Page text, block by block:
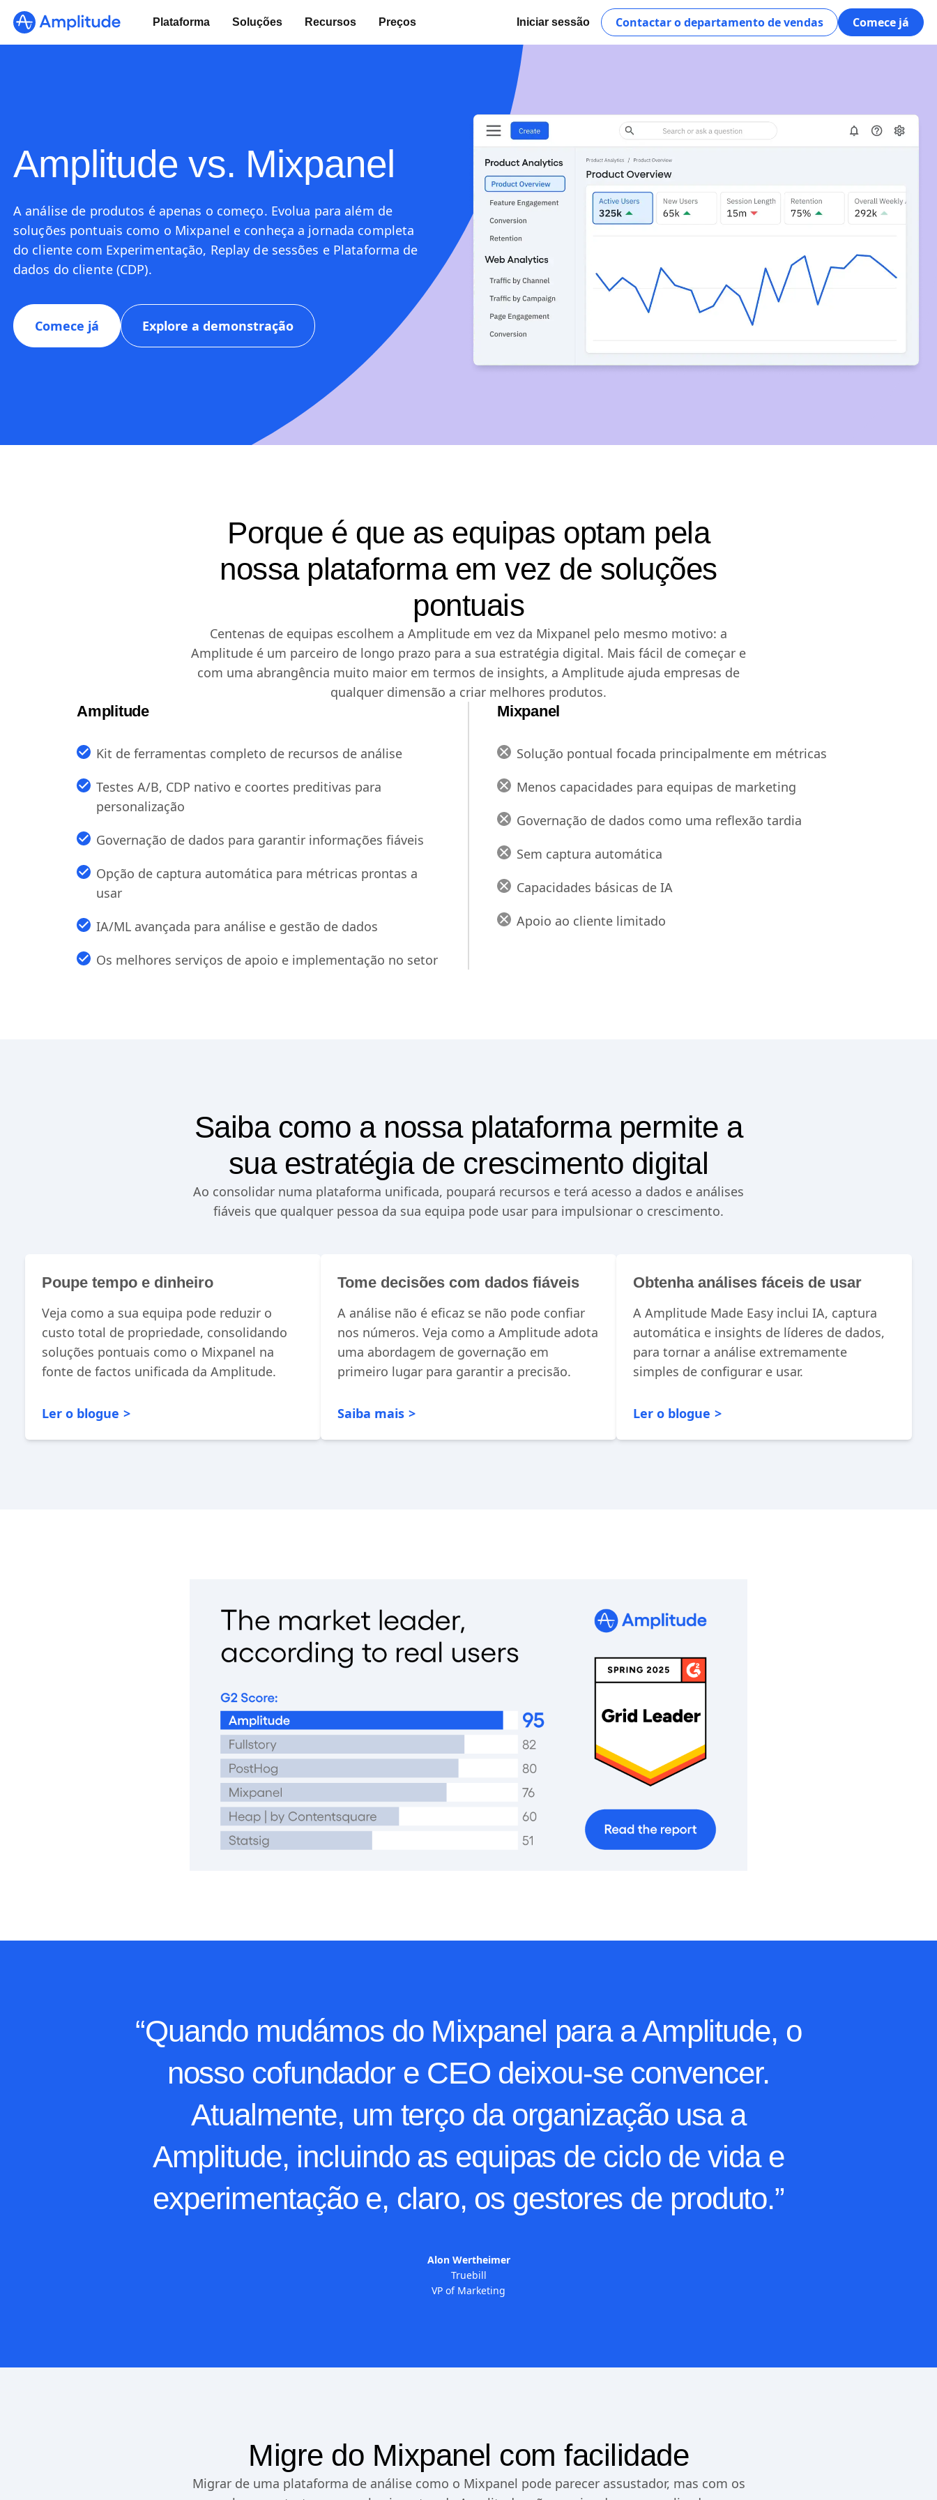
Plataforma Soluções Recursos Preços Iniciar sessão Contactar o departamento de vendas Comece já
Amplitude vs. Mixpanel
A análise de produtos é apenas o começo. Evolua para além de
soluções pontuais como o Mixpanel e conheça a jornada completa
do cliente com Experimentação, Replay de sessões e Plataforma de
dados do cliente (CDP).
Comece já Explore a demonstração
Porque é que as equipas optam pela
nossa plataforma em vez de soluções
pontuais
Centenas de equipas escolhem a Amplitude em vez da Mixpanel pelo mesmo motivo: a
Amplitude é um parceiro de longo prazo para a sua estratégia digital. Mais fácil de começar e
com uma abrangência muito maior em termos de insights, a Amplitude ajuda empresas de
qualquer dimensão a criar melhores produtos.
Amplitude
Kit de ferramentas completo de recursos de análise
Testes A/B, CDP nativo e coortes preditivas para
personalização
Governação de dados para garantir informações fiáveis
Opção de captura automática para métricas prontas a
usar
IA/ML avançada para análise e gestão de dados
Os melhores serviços de apoio e implementação no setor
Mixpanel
Solução pontual focada principalmente em métricas
Menos capacidades para equipas de marketing
Governação de dados como uma reflexão tardia
Sem captura automática
Capacidades básicas de IA
Apoio ao cliente limitado
Saiba como a nossa plataforma permite a
sua estratégia de crescimento digital
Ao consolidar numa plataforma unificada, poupará recursos e terá acesso a dados e análises
fiáveis que qualquer pessoa da sua equipa pode usar para impulsionar o crescimento.
Poupe tempo e dinheiro
Veja como a sua equipa pode reduzir o
custo total de propriedade, consolidando
soluções pontuais como o Mixpanel na
fonte de factos unificada da Amplitude.
Ler o blogue
Tome decisões com dados fiáveis
A análise não é eficaz se não pode confiar
nos números. Veja como a Amplitude adota
uma abordagem de governação em
primeiro lugar para garantir a precisão.
Saiba mais
Obtenha análises fáceis de usar
A Amplitude Made Easy inclui IA, captura
automática e insights de líderes de dados,
para tornar a análise extremamente
simples de configurar e usar.
Ler o blogue
“Quando mudámos do Mixpanel para a Amplitude, o
nosso cofundador e CEO deixou-se convencer.
Atualmente, um terço da organização usa a
Amplitude, incluindo as equipas de ciclo de vida e
experimentação e, claro, os gestores de produto.”
Alon Wertheimer
Truebill
VP of Marketing
Migre do Mixpanel com facilidade
Migrar de uma plataforma de análise como o Mixpanel pode parecer assustador, mas com os